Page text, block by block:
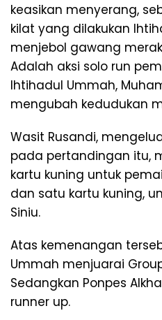
keasikan menyerang,
kilat yang dilakukan
menjebol gawang
Adalah aksi solo run
Ihtihadul Ummah,
mengubah kedudukan
Wasit Rusandi,
pada pertandingan itu,
kartu kuning untuk
dan satu kartu kuning,
Siniu.
Atas kemenangan
Ummah menjuarai
Sedangkan Ponpes
runner up.